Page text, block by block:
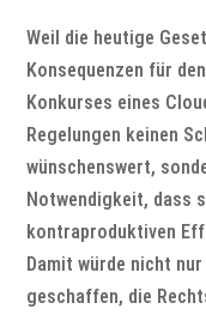
Weil die heutige
Konsequenzen für
Konkurses eines
Regelungen keinen
wünschenswert,
Notwendigkeit, dass
kontraproduktiven
Damit würde nicht
geschaffen, die